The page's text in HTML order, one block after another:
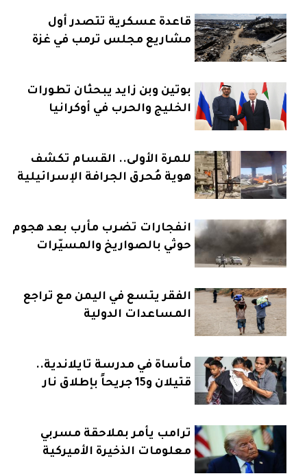
قاعدة عسكرية تتصدر أول
مشاريع مجلس ترمب في غزة
بوتين وبن زايد يبحثان تطورات
الخليج والحرب في أوكرانيا
للمرة الأولى.. القسام تكشف
هوية مُحرق الجرافة الإسرائيلية
انفجارات تضرب مأرب بعد هجوم
حوثي بالصواريخ والمسيّرات
الفقر يتسع في اليمن مع تراجع
المساعدات الدولية
مأساة في مدرسة تايلاندية..
قتيلان و15 جريحاً بإطلاق نار
ترامب يأمر بملاحقة مسربي
معلومات الذخيرة الأميركية